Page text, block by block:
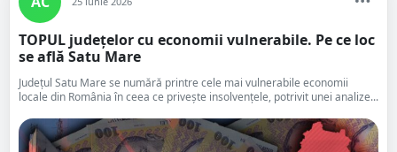
TOPUL județelor cu economii vulnerabile. Pe ce loc
se află Satu Mare
Județul Satu Mare se numără printre cele mai vulnerabile economii
locale din România în ceea ce privește insolvențele, potrivit unei analize...